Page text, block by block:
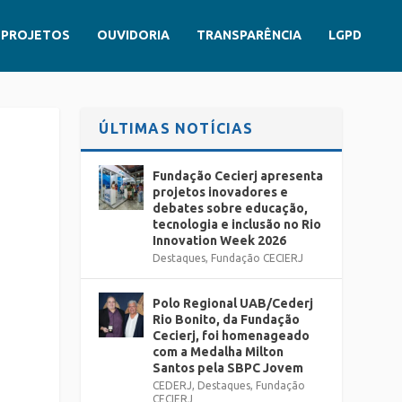
PROJETOS OUVIDORIA TRANSPARÊNCIA LGPD
ÚLTIMAS NOTÍCIAS
Fundação Cecierj apresenta
projetos inovadores e
debates sobre educação,
tecnologia e inclusão no Rio
Innovation Week 2026
Destaques, Fundação CECIERJ
Polo Regional UAB/Cederj
Rio Bonito, da Fundação
Cecierj, foi homenageado
com a Medalha Milton
Santos pela SBPC Jovem
CEDERJ, Destaques, Fundação
CECIERJ